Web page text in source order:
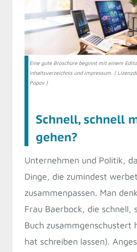
Eine gute Broschüre beginnt mit einem
Inhaltsverzeichnis und Impressum. (
Popov )
Schnell, schnell
gehen?
Unternehmen und Politik,
Dinge, die zumindest
zusammenpassen. Man
Frau Baerbock, die schnell,
Buch zusammgenschustert
hat schreiben lassen).